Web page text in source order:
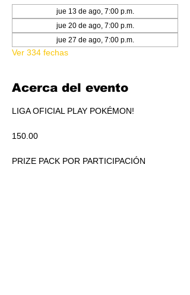
jue 13 de ago, 7:00 p.m.
jue 20 de ago, 7:00 p.m.
jue 27 de ago, 7:00 p.m.
Ver 334 fechas
Acerca del evento
LIGA OFICIAL PLAY POKÉMON!
150.00
PRIZE PACK POR PARTICIPACIÓN